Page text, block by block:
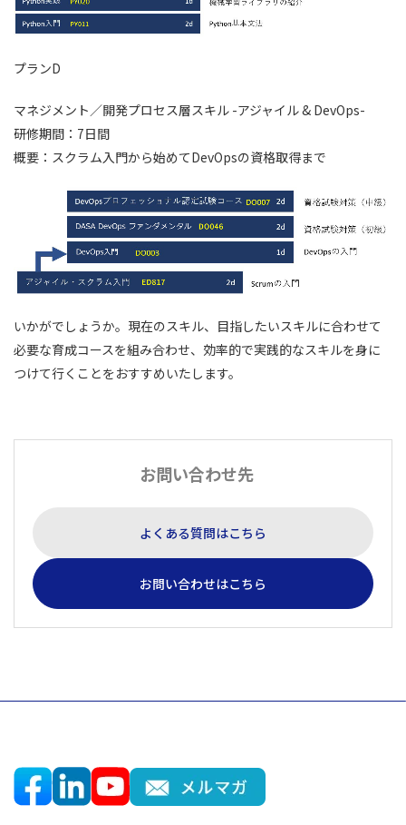
プランD
マネジメント／開発プロセス層スキル -アジャイル & DevOps-
研修期間：7日間
概要：スクラム入門から始めてDevOpsの資格取得まで
いかがでしょうか。現在のスキル、目指したいスキルに合わせて
必要な育成コースを組み合わせ、効率的で実践的なスキルを身に
つけて行くことをおすすめいたします。
お問い合わせ先
よくある質問はこちら
お問い合わせはこちら